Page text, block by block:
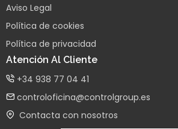
Aviso Legal
Política de cookies
Política de privacidad
Atención Al Cliente
+34 938 77 04 41
controloficina@controlgroup.es
Contacta con nosotros